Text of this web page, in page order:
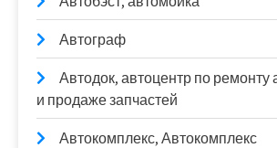
Автограф
Автодок, автоцентр по ремонту
и продаже запчастей
Автокомплекс, Автокомплекс